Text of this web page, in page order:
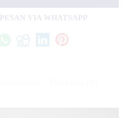
PESAN VIA WHATSAPP